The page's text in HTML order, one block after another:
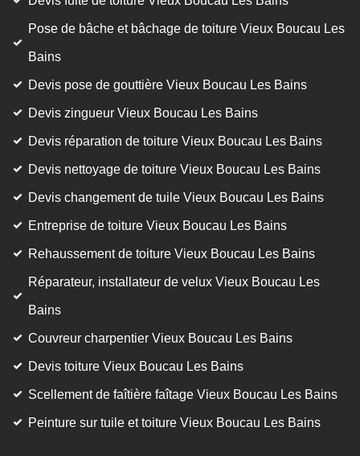
Pose de bâche et bâchage de toiture Vieux Boucau Les
Bains
Devis pose de gouttière Vieux Boucau Les Bains
Devis zingueur Vieux Boucau Les Bains
Devis réparation de toiture Vieux Boucau Les Bains
Devis nettoyage de toiture Vieux Boucau Les Bains
Devis changement de tuile Vieux Boucau Les Bains
Entreprise de toiture Vieux Boucau Les Bains
Rehaussement de toiture Vieux Boucau Les Bains
Réparateur, installateur de velux Vieux Boucau Les
Bains
Couvreur charpentier Vieux Boucau Les Bains
Devis toiture Vieux Boucau Les Bains
Scellement de faîtière faîtage Vieux Boucau Les Bains
Peinture sur tuile et toiture Vieux Boucau Les Bains